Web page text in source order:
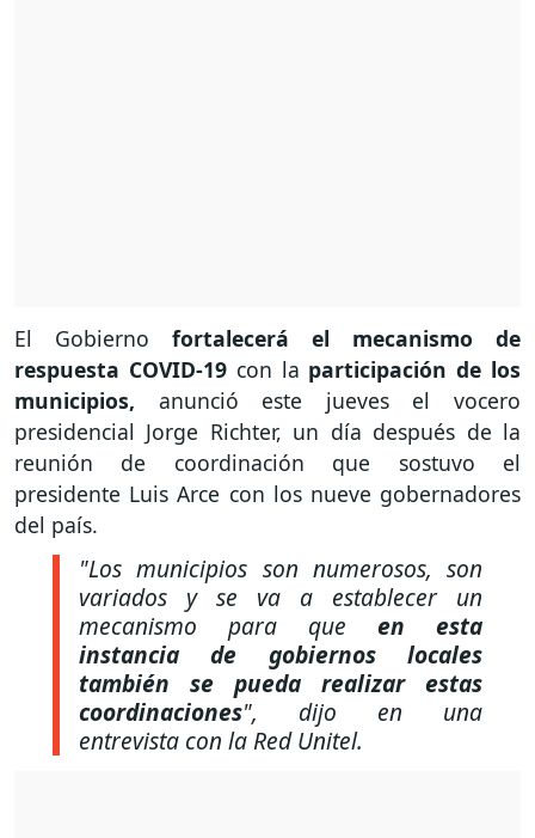
El Gobierno fortalecerá el mecanismo de
respuesta COVID-19 con la participación de los
municipios, anunció este jueves el vocero
presidencial Jorge Richter, un día después de la
reunión de coordinación que sostuvo el
presidente Luis Arce con los nueve gobernadores
del país.
"Los municipios son numerosos, son
variados y se va a establecer un
mecanismo para que en esta
instancia de gobiernos locales
también se pueda realizar estas
coordinaciones", dijo en una
entrevista con la Red Unitel.